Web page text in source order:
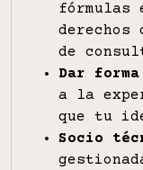
fórmulas
derechos
de
Dar
a la
que tu
Socio